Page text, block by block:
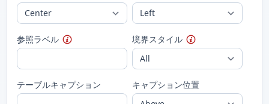
参照ラベル 境界スタイル
テーブルキャプション キャプション位置